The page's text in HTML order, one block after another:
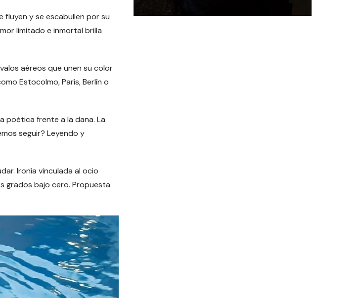
fluyen y se escabullen por su
limitado e inmortal brilla
aéreos que unen su color
Estocolmo, París, Berlín o
poética frente a la dana. La
seguir? Leyendo y
Ironía vinculada al ocio
grados bajo cero. Propuesta